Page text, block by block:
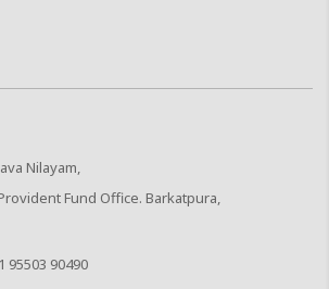
Nilayam,
Fund Office. Barkatpura,
95503 90490